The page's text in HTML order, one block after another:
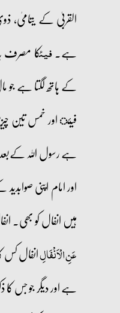
القربیٰ کے یتامیٰ،
ہے۔فیئکا مصرف
کے ہاتھ لگتا ہے
فیئ اور خمس تین
ہے رسول اللہ کےبعد
اور امام اپنی
ہیں انفال کو بھی۔
عَنِ الۡاَنۡفَالِانفال
ہے اور دیگر جو جس کا